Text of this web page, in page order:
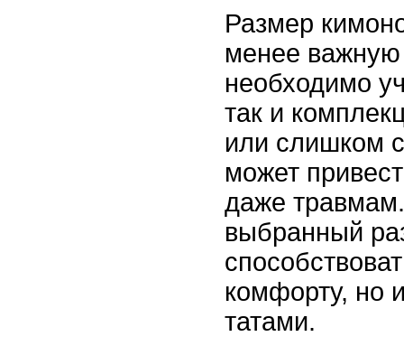
Размер
менее
необходимо
так и
или слишком
может
даже
выбранный
комфорту, но
татами.